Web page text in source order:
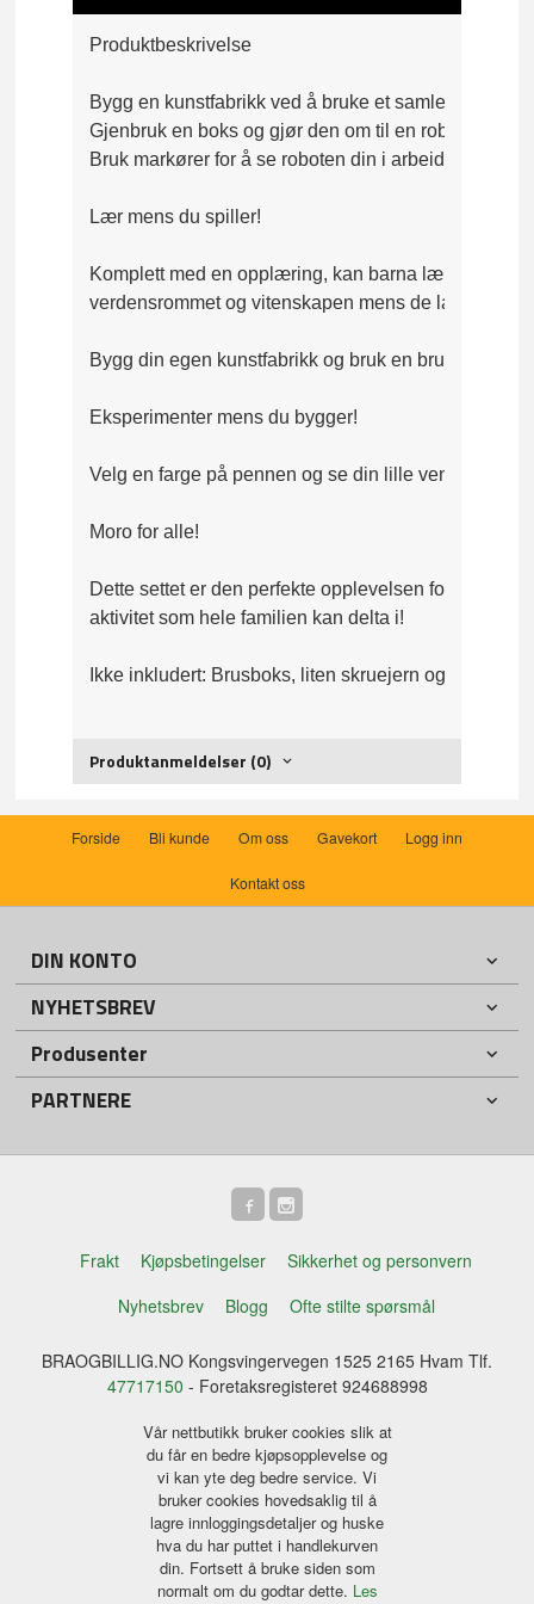
Produktbeskrivelse
Bygg en kunstfabrikk ved å bruke et samlebånd,
Gjenbruk en boks og gjør den om til en robot.
Bruk markører for å se roboten din i arbeid og lag
Lær mens du spiller!
Komplett med en opplæring, kan barna lære om de
verdensrommet og vitenskapen mens de lager sine
Bygg din egen kunstfabrikk og bruk en brusboks på
Eksperimenter mens du bygger!
Velg en farge på pennen og se din lille venn på jobb.
Moro for alle!
Dette settet er den perfekte opplevelsen for barn å
aktivitet som hele familien kan delta i!
Ikke inkludert: Brusboks, liten skruejern og 2 x AA
Produktanmeldelser (0)
Forside Bli kunde Om oss Gavekort Logg inn
Kontakt oss
DIN KONTO
NYHETSBREV
Produsenter
PARTNERE
Frakt Kjøpsbetingelser
Sikkerhet og personvern
Nyhetsbrev
Blogg Ofte stilte spørsmål
BRAOGBILLIG.NO Kongsvingervegen 1525 2165 Hvam Tlf.
47717150 - Foretaksregisteret 924688998
Vår nettbutikk bruker cookies slik at
du får en bedre kjøpsopplevelse og
vi kan yte deg bedre service. Vi
bruker cookies hovedsaklig til å
lagre innloggingsdetaljer og huske
hva du har puttet i handlekurven
din. Fortsett å bruke siden som
normalt om du godtar dette. Les